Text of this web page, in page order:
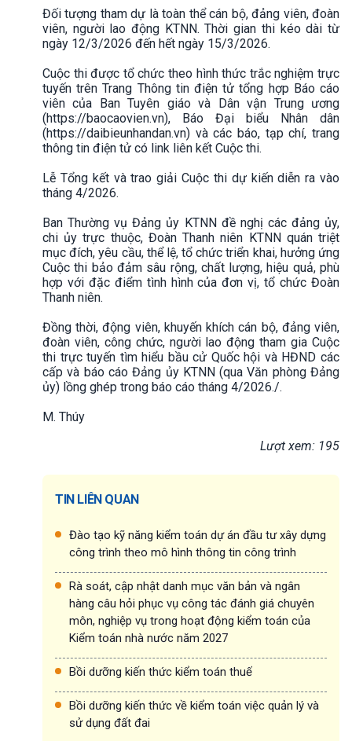
Đối tượng tham dự là toàn thể cán bộ, đảng viên, đoàn
viên, người lao động KTNN. Thời gian thi kéo dài từ
ngày 12/3/2026 đến hết ngày 15/3/2026.
Cuộc thi được tổ chức theo hình thức trắc nghiệm trực
tuyến trên Trang Thông tin điện tử tổng hợp Báo cáo
viên của Ban Tuyên giáo và Dân vận Trung ương
(https://baocaovien.vn), Báo Đại biểu Nhân dân
(https://daibieunhandan.vn) và các báo, tạp chí, trang
thông tin điện tử có link liên kết Cuộc thi.
Lễ Tổng kết và trao giải Cuộc thi dự kiến diễn ra vào
tháng 4/2026.
Ban Thường vụ Đảng ủy KTNN đề nghị các đảng ủy,
chi ủy trực thuộc, Đoàn Thanh niên KTNN quán triệt
mục đích, yêu cầu, thể lệ, tổ chức triển khai, hưởng ứng
Cuộc thi bảo đảm sâu rộng, chất lượng, hiệu quả, phù
hợp với đặc điểm tình hình của đơn vị, tổ chức Đoàn
Thanh niên.
Đồng thời, động viên, khuyến khích cán bộ, đảng viên,
đoàn viên, công chức, người lao động tham gia Cuộc
thi trực tuyến tìm hiểu bầu cử Quốc hội và HĐND các
cấp và báo cáo Đảng ủy KTNN (qua Văn phòng Đảng
ủy) lồng ghép trong báo cáo tháng 4/2026./.
M. Thúy
Lượt xem: 195
TIN LIÊN QUAN
Đào tạo kỹ năng kiểm toán dự án đầu tư xây dựng
công trình theo mô hình thông tin công trình
Rà soát, cập nhật danh mục văn bản và ngân
hàng câu hỏi phục vụ công tác đánh giá chuyên
môn, nghiệp vụ trong hoạt động kiểm toán của
Kiểm toán nhà nước năm 2027
Bồi dưỡng kiến thức kiểm toán thuế
Bồi dưỡng kiến thức về kiểm toán việc quản lý và
sử dụng đất đai